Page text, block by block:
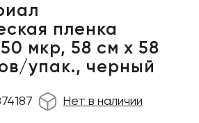
пленка
мкр, 58 см х 58
упак., черный
Нет в наличии